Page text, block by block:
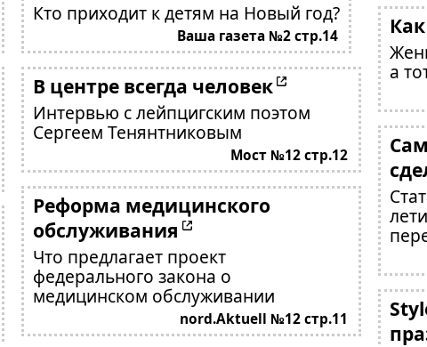
Кто приходит к детям на Новый год?
Ваша газета №2 стр.14
В центре всегда человек
Интервью с лейпцигским поэтом
Сергеем Тенянтниковым
Мост №12 стр.12
Реформа медицинского
обслуживания
Что предлагает проект
федерального закона о
медицинском обслуживании
nord.Aktuell №12 стр.11
а